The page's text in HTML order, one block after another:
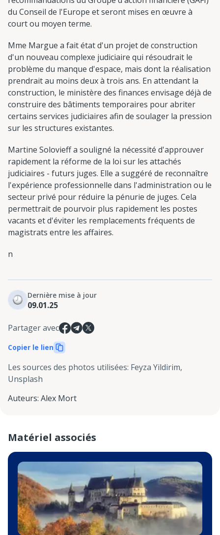
du Conseil de l'Europe et seront mises en œuvre à
court ou moyen terme.
Mme Margue a fait état d'un projet de construction
d'un nouveau complexe judiciaire qui résoudrait le
problème du manque d'espace, mais dont la réalisation
prendrait au moins deux à trois ans. En attendant la
construction, le ministère des finances envisage déjà de
construire des bâtiments temporaires pour abriter
certains services judiciaires afin de soulager la pression
sur les structures existantes.
Martine Solovieff a souligné la nécessité d'approuver
rapidement la réforme de la loi sur les attachés
judiciaires - futurs juges. Elle a suggéré de reconnaître
l'expérience professionnelle dans l'administration ou le
secteur privé pour réduire la pénurie de juges. Cela
permettrait de pourvoir plus rapidement les postes
vacants et d'éviter les remplacements fréquents de
magistrats entre les affaires.
n
Dernière mise à jour
09.01.25
Partager avec
Copier le lien
Les sources des photos utilisées: Feyza Yildirim,
Unsplash
Auteurs: Alex Mort
Matériel associés